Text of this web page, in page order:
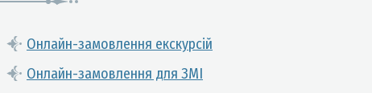
Онлайн-замовлення екскурсій
Онлайн-замовлення для ЗМІ